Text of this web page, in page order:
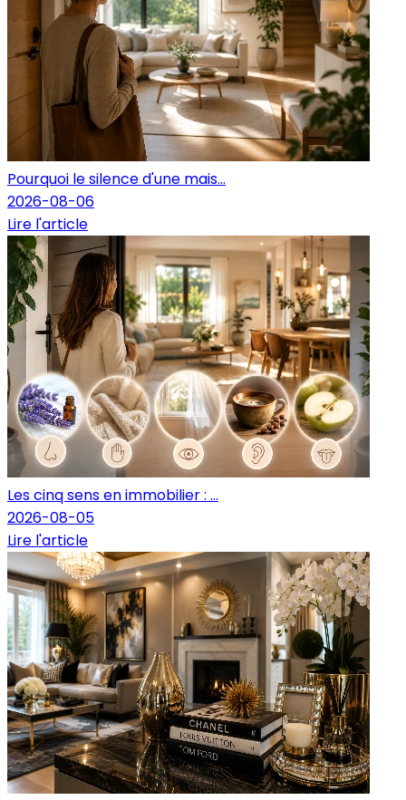
Pourquoi le silence d'une mais...
2026-08-06
Lire l'article
Les cinq sens en immobilier : ...
2026-08-05
Lire l'article